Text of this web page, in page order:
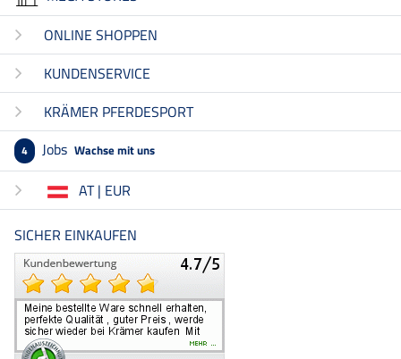
ONLINE SHOPPEN
KUNDENSERVICE
KRÄMER PFERDESPORT
4 Jobs Wachse mit uns
AT | EUR
SICHER EINKAUFEN